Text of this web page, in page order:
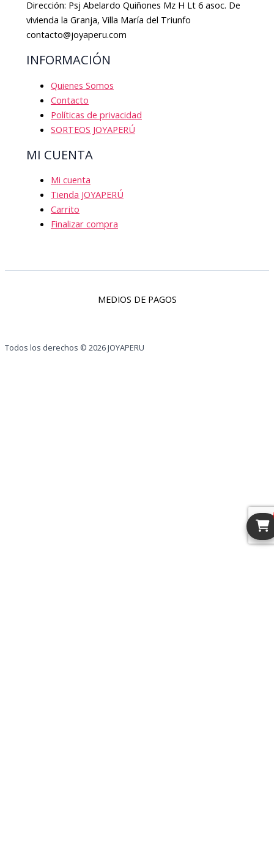
Dirección: Psj Abelardo Quiñones Mz H Lt 6 asoc. De
vivienda la Granja, Villa María del Triunfo
contacto@joyaperu.com
INFORMACIÓN
Quienes Somos
Contacto
Políticas de privacidad
SORTEOS JOYAPERÚ
MI CUENTA
Mi cuenta
Tienda JOYAPERÚ
Carrito
Finalizar compra
MEDIOS DE PAGOS
Todos los derechos © 2026 JOYAPERU